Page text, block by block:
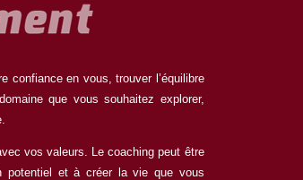
confiance en vous, trouver l’équilibre
que vous souhaitez explorer,
vos valeurs. Le coaching peut être
potentiel et à créer la vie que vous